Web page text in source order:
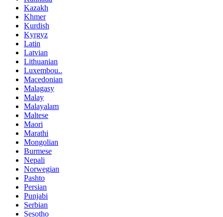
Kazakh
Khmer
Kurdish
Kyrgyz
Latin
Latvian
Lithuanian
Luxembou..
Macedonian
Malagasy
Malay
Malayalam
Maltese
Maori
Marathi
Mongolian
Burmese
Nepali
Norwegian
Pashto
Persian
Punjabi
Serbian
Sesotho